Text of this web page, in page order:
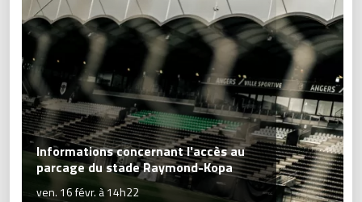
Informations concernant l'accès au
parcage du stade Raymond-Kopa
ven. 16 févr. à 14h22